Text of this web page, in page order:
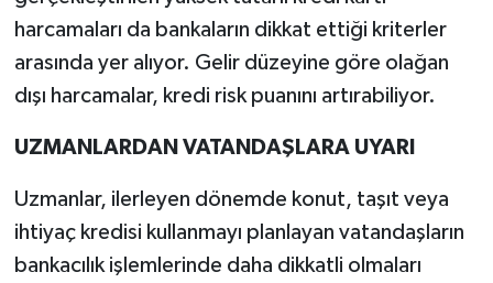
harcamaları da bankaların dikkat ettiği kriterler
arasında yer alıyor. Gelir düzeyine göre olağan
dışı harcamalar, kredi risk puanını artırabiliyor.
UZMANLARDAN VATANDAŞLARA UYARI
Uzmanlar, ilerleyen dönemde konut, taşıt veya
ihtiyaç kredisi kullanmayı planlayan vatandaşların
bankacılık işlemlerinde daha dikkatli olmaları